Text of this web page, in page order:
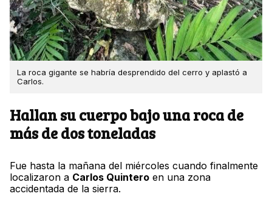
La roca gigante se habría desprendido del cerro y aplastó a
Carlos.
Hallan su cuerpo bajo una roca de
más de dos toneladas
Fue hasta la mañana del miércoles cuando finalmente
localizaron a Carlos Quintero en una zona
accidentada de la sierra.